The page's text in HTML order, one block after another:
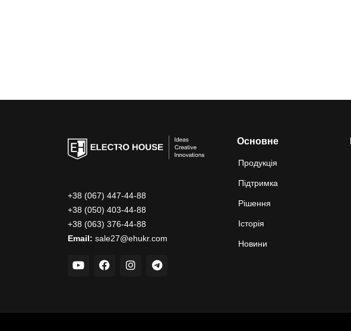
+38 (067) 447-44-88
+38 (050) 403-44-88
+38 (063) 376-44-88
Email: sale27@ehukr.com
Основне
Продукція
Підтримка
Рішення
Історія
Новини